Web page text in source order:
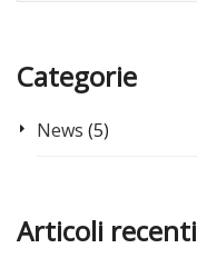
Categorie
News (5)
Articoli recenti